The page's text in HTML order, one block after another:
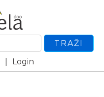
TRAŽI
Login